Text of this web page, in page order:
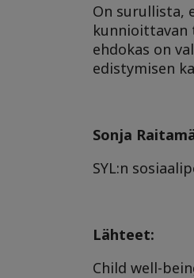
On surullista,
kunnioittavan
ehdokas on
edistymisen
Sonja
SYL:n
Lähteet:
Child well-